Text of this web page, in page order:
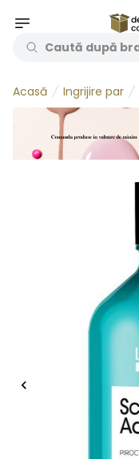
Acasă Ingrijire par